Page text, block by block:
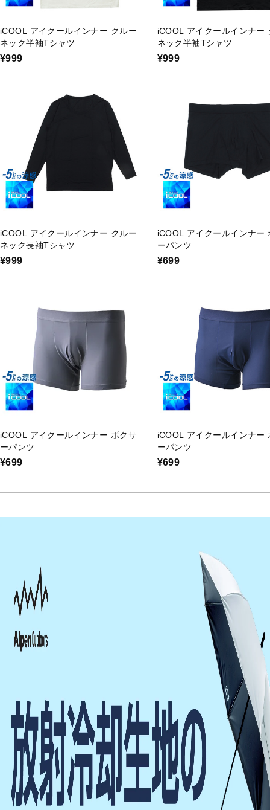
iCOOL アイクールインナー クルー
ネック半袖Tシャツ
¥999
iCOOL アイクールインナー
ネック半袖Tシャツ
¥999
iCOOL アイクールインナー クルー
ネック長袖Tシャツ
¥999
iCOOL アイクールインナー
ーパンツ
¥699
iCOOL アイクールインナー ボクサ
ーパンツ
¥699
iCOOL アイクールインナー
ーパンツ
¥699